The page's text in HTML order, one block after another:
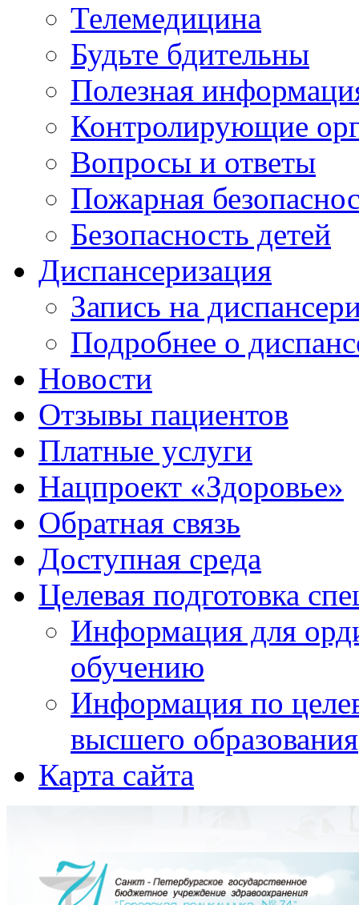
Телемедицина
Будьте бдительны
Полезная
Контролирующие
Вопросы и ответы
Пожарная
Безопасность детей
Диспансеризация
Запись на
Подробнее о
Новости
Отзывы пациентов
Платные услуги
Нацпроект «Здоровье»
Обратная связь
Доступная среда
Целевая подготовка
Информация для
обучению
Информация по
высшего образования
Карта сайта